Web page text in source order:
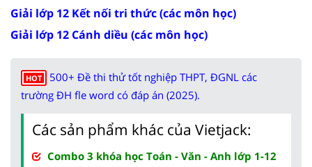
Giải lớp 12 Kết nối tri thức (các môn học)
Giải lớp 12 Cánh diều (các môn học)
HOT
500+ Đề thi thử tốt nghiệp THPT, ĐGNL các
trường ĐH fle word có đáp án (2025).
Các sản phẩm khác của Vietjack:
Combo 3 khóa học Toán - Văn - Anh lớp 1-12